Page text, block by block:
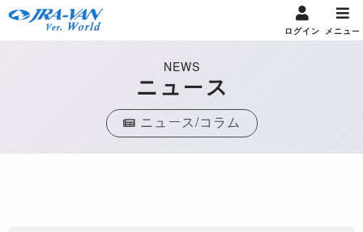
ログイン メニュー
NEWS
ニュース
ニュース/コラム